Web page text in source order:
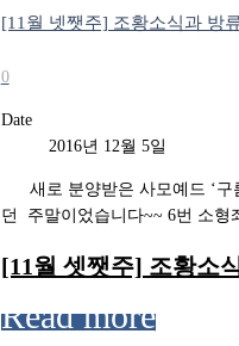
[11월 넷쨋주] 조황소식과 방
0
Date
2016년 12월 5일
새로 분양받은 사모예드 ‘구
던 ​ 주말이었습니다~~ 6번 소
[11월 셋쨋주] 조황소
Read more